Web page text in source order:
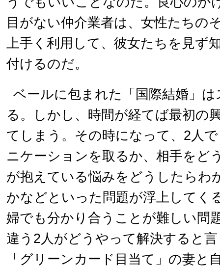
目がない仲介業者は、女性たちの
上手く利用して、彼女たちを見ず
付けるのだ。
ベールに包まれた「国際結婚」
る。しかし、時間が経てば最初の
てしまう。その時になって、2人
ニケーションを取るか、相手をど
が抱えている悩みをどうしたらわ
かなどといった問題が浮上してく
婦でも分かり合うことが難しい問
違う2人がどうやって解決すると
「グリーンカード目当て」の妻と